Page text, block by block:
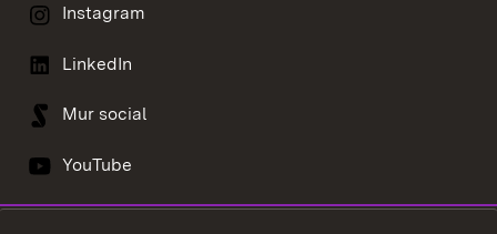
Instagram
LinkedIn
Mur social
YouTube